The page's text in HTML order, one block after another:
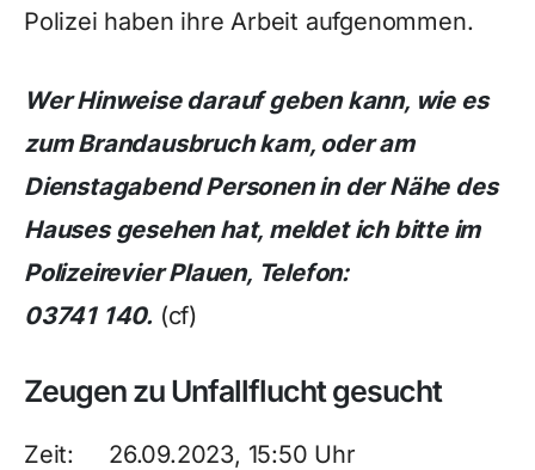
Polizei haben ihre Arbeit aufgenommen.
Wer Hinweise darauf geben kann, wie es
zum Brandausbruch kam, oder am
Dienstagabend Personen in der Nähe des
Hauses gesehen hat, meldet ich bitte im
Polizeirevier Plauen, Telefon:
03741 140. (cf)
Zeugen zu Unfallflucht gesucht
Zeit: 26.09.2023, 15:50 Uhr